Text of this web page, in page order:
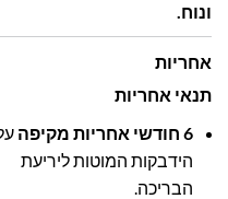
ונוח.
אחריות
תנאי אחריות
6 חודשי אחריות מקיפה
הידבקות המוטות ליריעת
הבריכה.